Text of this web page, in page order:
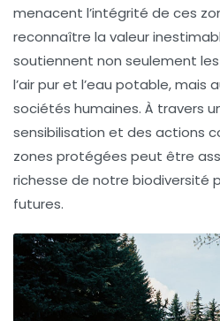
menacent l’intégrité de ces
reconnaître la valeur
soutiennent non seulement
l’air pur et l’eau potable, mais
sociétés humaines. À travers
sensibilisation et des actions
zones protégées peut être
richesse de notre biodiversité
futures.